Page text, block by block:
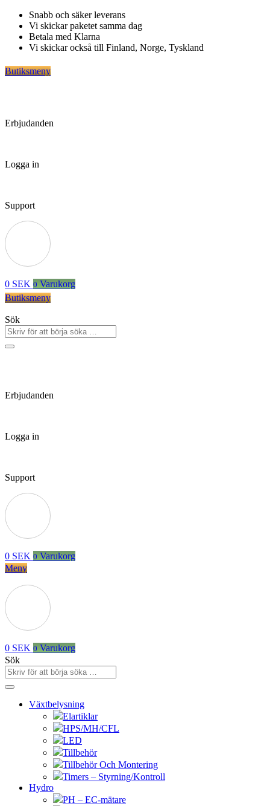
Hoppa
innehåll
Snabb och säker leverans
Vi skickar paketet samma dag
Betala med Klarna
Vi skickar också till Finland, Norge, Tyskland
Butiksmeny
Erbjudanden
Logga in
Support
0 SEK 0 Varukorg
Butiksmeny
Sök
Erbjudanden
Logga in
Support
0 SEK 0 Varukorg
Meny
0 SEK 0 Varukorg
Sök
Växtbelysning
Elartiklar
HPS/MH/CFL
LED
Tillbehör
Tillbehör Och Montering
Timers – Styrning/Kontroll
Hydro
PH – EC-mätare